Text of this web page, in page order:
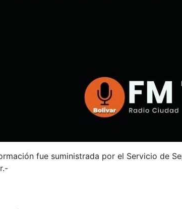
fue suministrada por el Servicio de